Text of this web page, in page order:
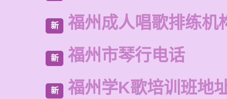
新 福州成人唱歌排练机
新 福州市琴行电话
新 福州学K歌培训班地